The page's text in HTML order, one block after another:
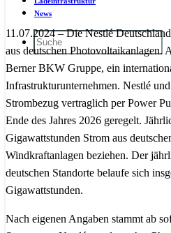
News
11.07.2024 – Die Nestlé
aus deutschen Photovoltaikanlagen.
Berner BKW Gruppe, ein
Infrastrukturunternehmen. Nestlé
Strombezug vertraglich per Power
Ende des Jahres 2026 geregelt.
Gigawattstunden Strom aus
Windkraftanlagen beziehen. Der
deutschen Standorte belaufe sich
Gigawattstunden.
Nach eigenen Angaben stammt ab